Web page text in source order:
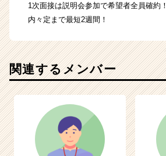
1次面接は説明会参加で希望者全員確約！
内々定まで最短2週間！
関連するメンバー